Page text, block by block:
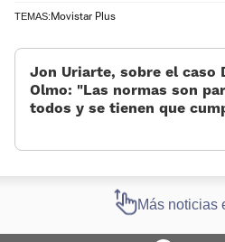
TEMAS:Movistar Plus
Jon Uriarte, sobre el caso
Olmo: “Las normas son
todos y se tienen que
Más noticias